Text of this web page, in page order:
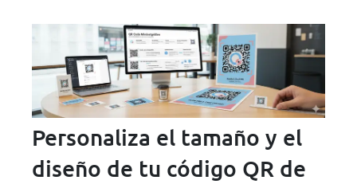
Personaliza el tamaño y el
diseño de tu código QR de